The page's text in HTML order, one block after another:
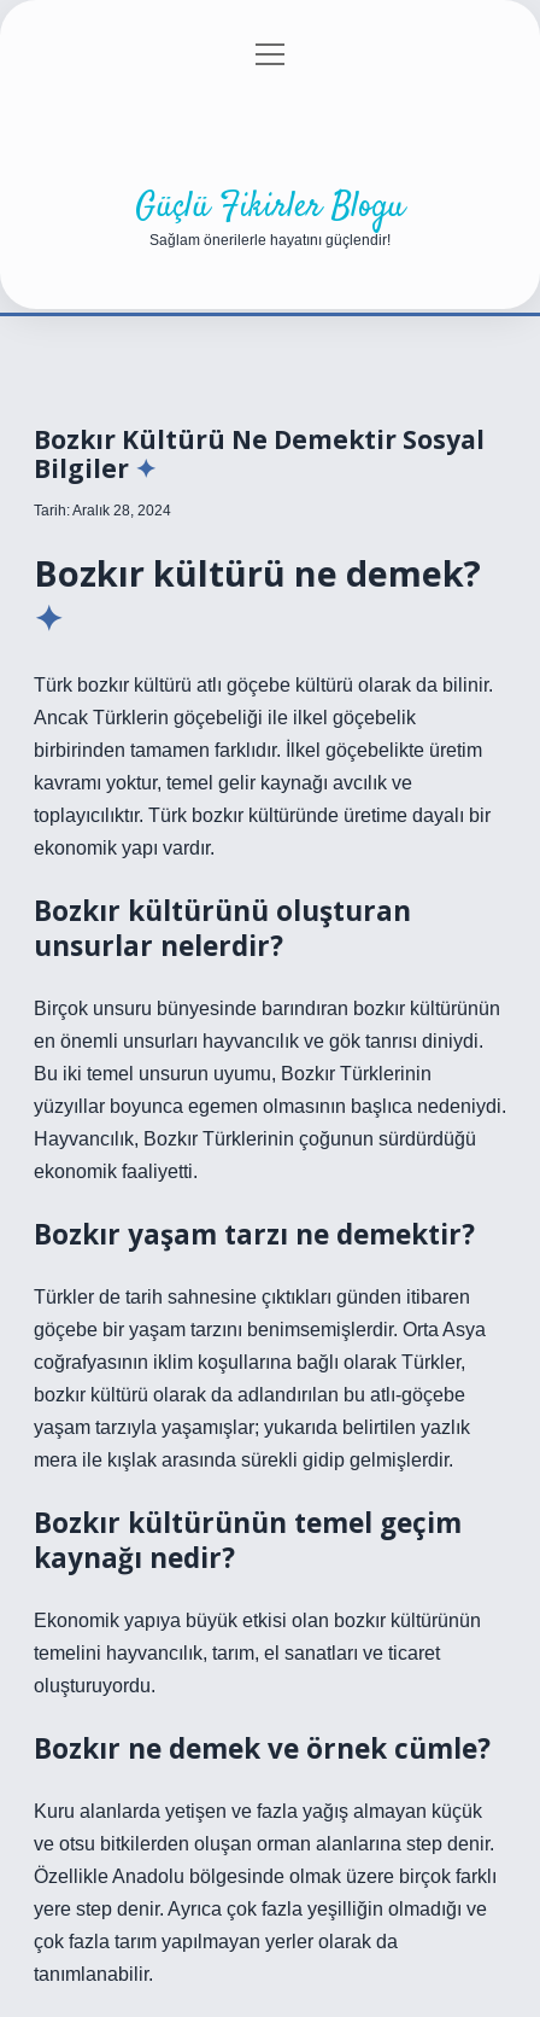
Gizlilik Politikası
menüyü
Güçlü Fikirler Blogu
Sağlam önerilerle hayatını güçlendir!
Bozkır Kültürü Ne Demektir Sosyal
Bilgiler
Tarih: Aralık 28, 2024
Bozkır kültürü ne demek?
Türk bozkır kültürü atlı göçebe kültürü olarak da bilinir.
Ancak Türklerin göçebeliği ile ilkel göçebelik
birbirinden tamamen farklıdır. İlkel göçebelikte üretim
kavramı yoktur, temel gelir kaynağı avcılık ve
toplayıcılıktır. Türk bozkır kültüründe üretime dayalı bir
ekonomik yapı vardır.
Bozkır kültürünü oluşturan
unsurlar nelerdir?
Birçok unsuru bünyesinde barındıran bozkır kültürünün
en önemli unsurları hayvancılık ve gök tanrısı diniydi.
Bu iki temel unsurun uyumu, Bozkır Türklerinin
yüzyıllar boyunca egemen olmasının başlıca nedeniydi.
Hayvancılık, Bozkır Türklerinin çoğunun sürdürdüğü
ekonomik faaliyetti.
Bozkır yaşam tarzı ne demektir?
Türkler de tarih sahnesine çıktıkları günden itibaren
göçebe bir yaşam tarzını benimsemişlerdir. Orta Asya
coğrafyasının iklim koşullarına bağlı olarak Türkler,
bozkır kültürü olarak da adlandırılan bu atlı-göçebe
yaşam tarzıyla yaşamışlar; yukarıda belirtilen yazlık
mera ile kışlak arasında sürekli gidip gelmişlerdir.
Bozkır kültürünün temel geçim
kaynağı nedir?
Ekonomik yapıya büyük etkisi olan bozkır kültürünün
temelini hayvancılık, tarım, el sanatları ve ticaret
oluşturuyordu.
Bozkır ne demek ve örnek cümle?
Kuru alanlarda yetişen ve fazla yağış almayan küçük
ve otsu bitkilerden oluşan orman alanlarına step denir.
Özellikle Anadolu bölgesinde olmak üzere birçok farklı
yere step denir. Ayrıca çok fazla yeşilliğin olmadığı ve
çok fazla tarım yapılmayan yerler olarak da
tanımlanabilir.